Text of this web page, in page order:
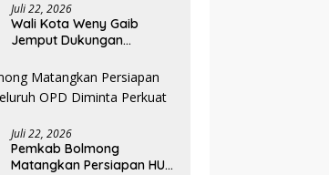
Juli 22, 2026
Wali Kota Weny Gaib
Jemput Dukungan
Tingkatkan Layanan RSUD
Kotamobagu
Juli 22, 2026
Pemkab Bolmong
Matangkan Persiapan HUT